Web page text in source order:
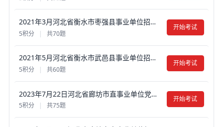
2021年3月河北省衡水市枣强县事业单位招聘《公共基础知识》真题试卷及答案【含解析】
5积分 | 共70题
开始考试
2021年5月河北省衡水市武邑县事业单位招聘《公共基础知识》真题试卷及答案【含解析】
5积分 | 共60题
开始考试
2023年7月22日河北省廊坊市直事业单位党群笔试《公共基础知识》真题试卷及答案【含解析】
5积分 | 共75题
开始考试